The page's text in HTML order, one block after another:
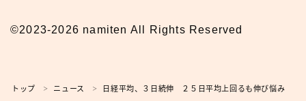
©2023-2026 namiten All Rights Reserved
トップ ＞ ニュース ＞ 日経平均、３日続伸 ２５日平均上回るも伸び悩み